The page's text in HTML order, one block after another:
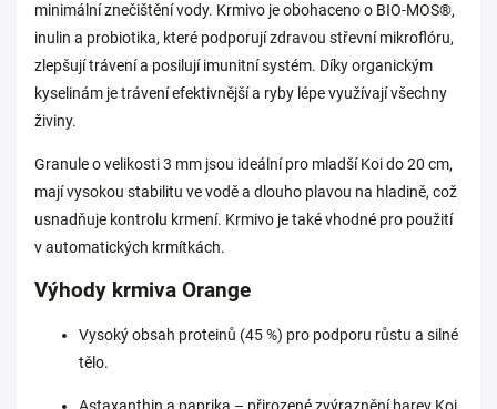
minimální znečištění vody. Krmivo je obohaceno o BIO-MOS®,
inulin a probiotika, které podporují zdravou střevní mikroflóru,
zlepšují trávení a posilují imunitní systém. Díky organickým
kyselinám je trávení efektivnější a ryby lépe využívají všechny
živiny.
Granule o velikosti 3 mm jsou ideální pro mladší Koi do 20 cm,
mají vysokou stabilitu ve vodě a dlouho plavou na hladině, což
usnadňuje kontrolu krmení. Krmivo je také vhodné pro použití
v automatických krmítkách.
Výhody krmiva Orange
Vysoký obsah proteinů (45 %) pro podporu růstu a silné
tělo.